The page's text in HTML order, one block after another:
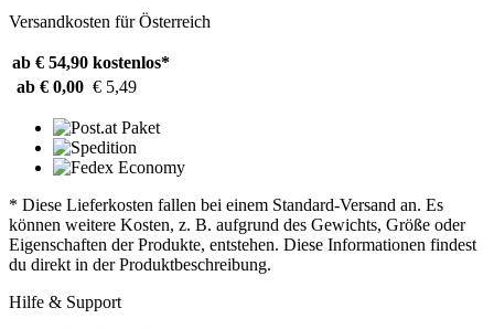
Versandkosten für Österreich
ab € 54,90 kostenlos*
ab € 0,00 € 5,49
* Diese Lieferkosten fallen bei einem Standard-Versand an. Es
können weitere Kosten, z. B. aufgrund des Gewichts, Größe oder
Eigenschaften der Produkte, entstehen. Diese Informationen findest
du direkt in der Produktbeschreibung.
Hilfe & Support